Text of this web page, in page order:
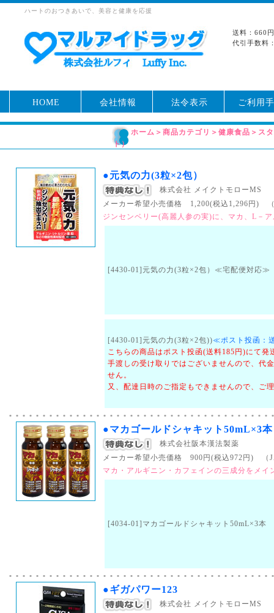
ハートのおつきあいで、美容と健康を応援
送料：660
代引手数料
HOME 会社情報 法令表示 ご利用
ホーム ＞商品カテゴリ ＞健康食品 ＞ ス
ト）
●元気の力(3粒×2包）
株式会社 メイクトモローMS
メーカー希望小売価格 1,200(税込1,296円)
ジンセンベリー(高麗人参の実)に、マカ、L－
[4430-01]元気の力(3粒×2包）≪宅配便対応≫
[4430-01]元気の力(3粒×2包))≪ポスト投函：
こちらの商品はポスト投函(送料185円)にて発
手渡しの受け取りではございませんので、代
せん。
又、配達日時のご指定もできませんので、ご
●マカゴールドシャキット50mL×3本
株式会社阪本漢法製薬
メーカー希望小売価格 900円(税込972円) （
マカ・アルギニン・カフェインの三成分をメイ
[4034-01]マカゴールドシャキット50mL×3本
●ギガパワー123
株式会社 メイクトモローMS